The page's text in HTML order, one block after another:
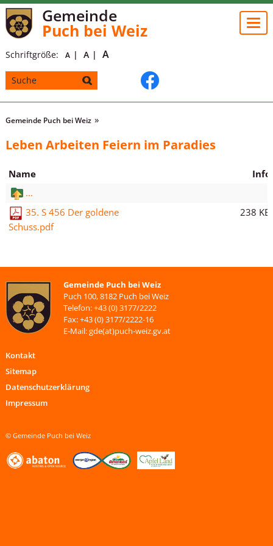
Gemeinde
Puch bei Weiz
Schriftgröße: A A A
Gemeinde Puch bei Weiz
Leben Arbeiten Feiern im Paradies
Name
Info
...
35. S 456 Der goldene
Schuss.pdf
238 KB
Gemeinde Puch bei Weiz
Puch 100, 8182 Puch bei Weiz
Telefon: +43 (0) 3177/2222
Fax: +43 (0) 3177/2222-16
E-Mail: gde(at)puch-weiz.gv.at
Kontakt
Sitemap
Datenschutzerklärung
Impressum
© Gemeinde Puch bei Weiz